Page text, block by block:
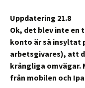
Uppdatering 21.8
Ok, det blev inte
konto är så insyltat
arbetsgivares), att
krångliga omvägar.
från mobilen och